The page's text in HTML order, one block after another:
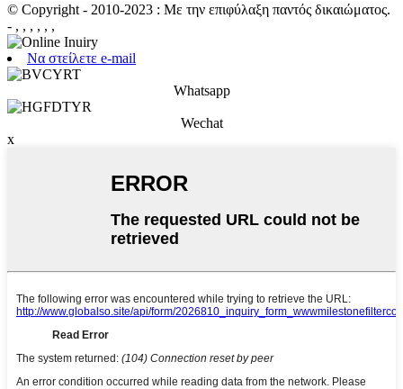
© Copyright - 2010-2023 : Με την επιφύλαξη παντός δικαιώματος.
- , , , , , ,
Να στείλετε e-mail
Whatsapp
Wechat
x